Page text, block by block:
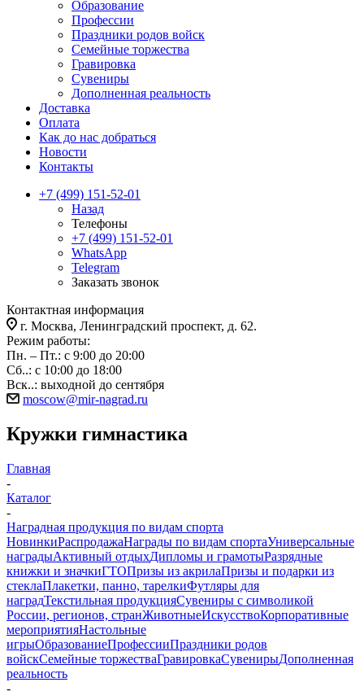
Образование
Профессии
Праздники родов войск
Семейные торжества
Гравировка
Сувениры
Дополненная реальность
Доставка
Оплата
Как до нас добраться
Новости
Контакты
+7 (499) 151-52-01
Назад
Телефоны
+7 (499) 151-52-01
WhatsApp
Telegram
Заказать звонок
Контактная информация
г. Москва, Ленинградский проспект, д. 62.
Режим работы:
Пн. – Пт.: с 9:00 до 20:00
Сб..: с 10:00 до 18:00
Вск..: выходной до сентября
moscow@mir-nagrad.ru
Кружки гимнастика
Главная
-
Каталог
-
Наградная продукция по видам спорта
НовинкиРаспродажаНаграды по видам спортаУниверсальные
наградыАктивный отдыхДипломы и грамотыРазрядные
книжки и значкиГТОПризы из акрилаПризы и подарки из
стеклаПлакетки, панно, тарелкиФутляры для
наградТекстильная продукцияСувениры с символикой
России, регионов, странЖивотныеИскусствоКорпоративные
мероприятияНастольные
игрыОбразованиеПрофессииПраздники родов
войскСемейные торжестваГравировкаСувенирыДополненная
реальность
-